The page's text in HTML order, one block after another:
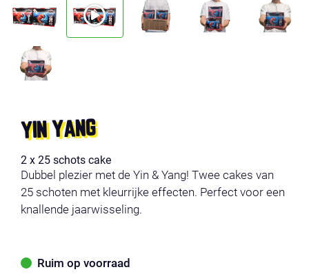
YIN YANG
2 x 25 schots cake
Dubbel plezier met de Yin & Yang! Twee cakes van
25 schoten met kleurrijke effecten. Perfect voor een
knallende jaarwisseling.
Ruim op voorraad